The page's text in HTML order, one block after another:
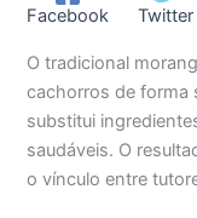
Facebook Twitter
O tradicional
cachorros de forma
substitui
saudáveis. O
o vínculo entre